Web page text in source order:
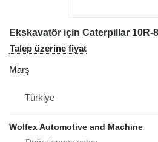
Ekskavatör için Caterpillar 10R-
Talep üzerine fiyat
Marş
Türkiye
Wolfex Automotive and Machine